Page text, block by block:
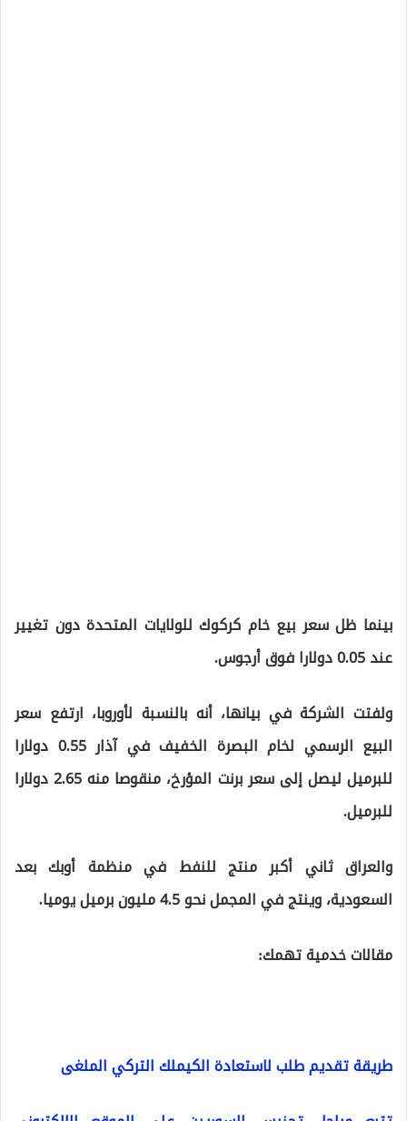
بينما ظل سعر بيع خام كركوك للولايات المتحدة دون تغيير
عند 0.05 دولارا فوق أرجوس.
ولفتت الشركة في بيانها، أنه بالنسبة لأوروبا، ارتفع سعر
البيع الرسمي لخام البصرة الخفيف في آذار 0.55 دولارا
للبرميل ليصل إلى سعر برنت المؤرخ، منقوصا منه 2.65 دولارا
للبرميل.
والعراق ثاني أكبر منتج للنفط في منظمة أوبك بعد
السعودية، وينتج في المجمل نحو 4.5 مليون برميل يوميا.
مقالات خدمية تهمك:
طريقة تقديم طلب لاستعادة الكيملك التركي الملغى